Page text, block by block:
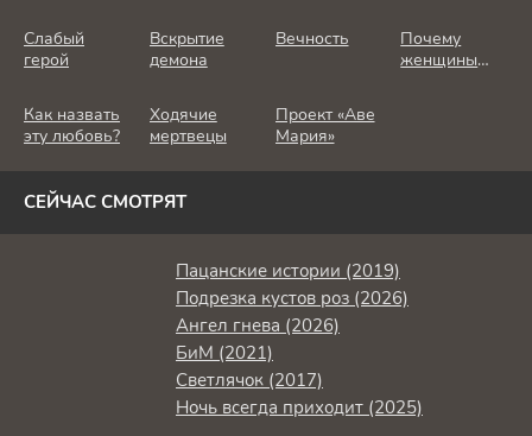
Слабый
герой
Вскрытие
демона
Вечность
Почему
женщины
Как назвать
эту любовь?
Ходячие
мертвецы
Проект «Аве
Мария»
СЕЙЧАС СМОТРЯТ
Пацанские истории (2019)
Подрезка кустов роз (2026)
Ангел гнева (2026)
БиМ (2021)
Светлячок (2017)
Ночь всегда приходит (2025)